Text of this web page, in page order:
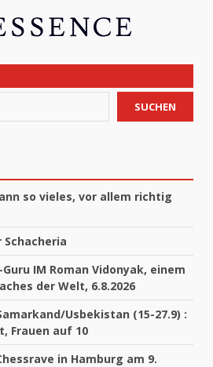
SUCHEN
so vieles, vor allem richtig
Schacheria
IM Roman Vidonyak, einem
der Welt, 6.8.2026
Usbekistan (15-27.9) :
Frauen auf 10
in Hamburg am 9.